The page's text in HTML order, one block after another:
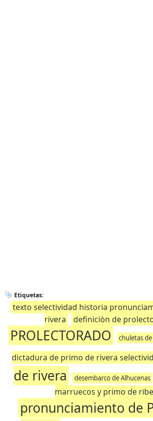
Etiquetas:
texto selectividad historia
rivera
definiciòn de
PROLECTORADO chuletas
dictadura de primo de rivera
de rivera
desembarco de Alhucenas
marruecos y primo de
pronunciamiento de